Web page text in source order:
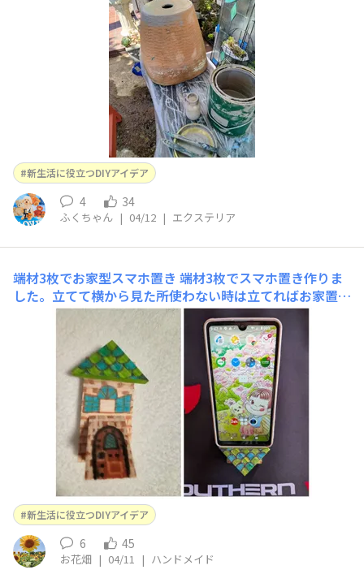
新生活に役立つDIYアイデア
4 34
ふくちゃん | 04/12 | エクステリア
端材3枚でお家型スマホ置き 端材3枚でスマホ置き作りま
した。立てて横から見た所使わない時は立てればお家置き
物として飾れます。三角の端材厚め、薄めとかまぼこ板ぐ
らいの端材使わない時はお家型の置物横にしてスマホを置
き投稿するのに斜めが使いやすいスマホを置いた所
新生活に役立つDIYアイデア
6 45
お花畑 | 04/11 | ハンドメイド